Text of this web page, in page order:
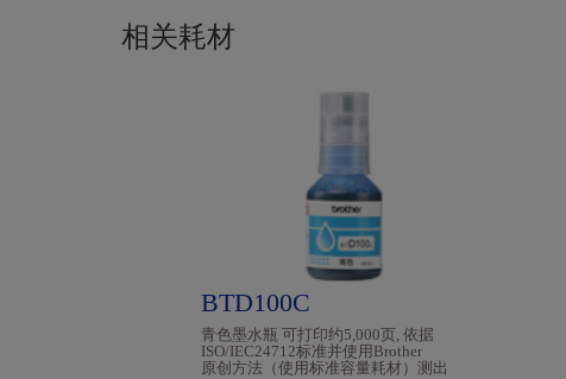
相关耗材
BTD100C
青色墨水瓶 可打印约5,000页, 依据
ISO/IEC24712标准并使用Brother
原创方法（使用标准容量耗材）测出